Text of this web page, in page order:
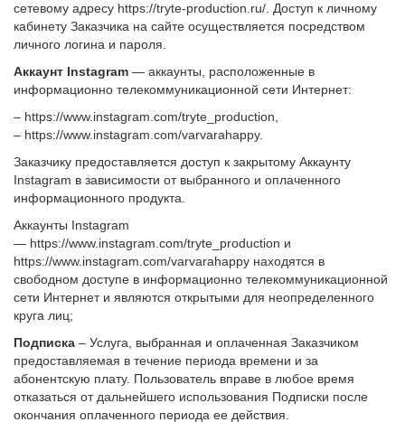
сетевому адресу https://tryte-production.ru/. Доступ к личному
кабинету Заказчика на сайте осуществляется посредством
личного логина и пароля.
Аккаунт Instagram — аккаунты, расположенные в
информационно телекоммуникационной сети Интернет:
– https://www.instagram.com/tryte_production,
– https://www.instagram.com/varvarahappy.
Заказчику предоставляется доступ к закрытому Аккаунту
Instagram в зависимости от выбранного и оплаченного
информационного продукта.
Аккаунты Instagram
— https://www.instagram.com/tryte_production и
https://www.instagram.com/varvarahappy находятся в
свободном доступе в информационно телекоммуникационной
сети Интернет и являются открытыми для неопределенного
круга лиц;
Подписка – Услуга, выбранная и оплаченная Заказчиком
предоставляемая в течение периода времени и за
абонентскую плату. Пользователь вправе в любое время
отказаться от дальнейшего использования Подписки после
окончания оплаченного периода ее действия.